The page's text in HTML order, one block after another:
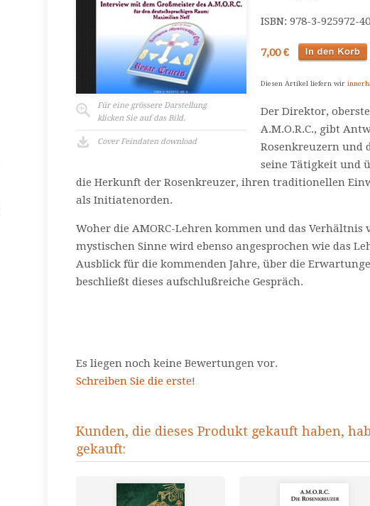
Für eine grössere Darstellung
klicken Sie auf das Bild.
Cover Feindaten download
ISBN: 978-3-925972-
7,00 €
Diesen Artikel liefern wir
Der Direktor,
A.M.O.R.C., gibt
Rosenkreuzern und
seine Tätigkeit und
die Herkunft der Rosenkreuzer, ihren traditionellen
als Initiatenorden.
Woher die AMORC-Lehren kommen und das
mystischen Sinne wird ebenso angesprochen wie das
Ausblick für die kommenden Jahre, über die
beschließt dieses aufschlußreiche Gespräch.
Es liegen noch keine Bewertungen vor.
Schreiben Sie die erste!
Kunden, die dieses Produkt gekauft haben,
gekauft: